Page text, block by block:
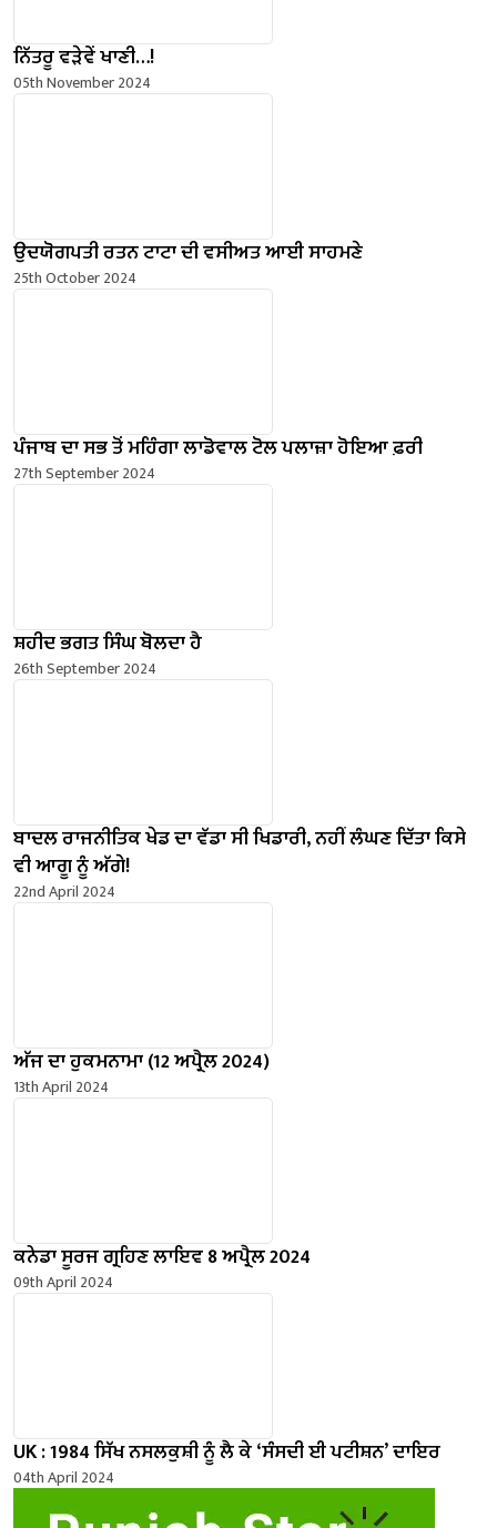
ਨਿੱਤਰੂ ਵੜੇਵੇਂ ਖਾਣੀ…!
05th November 2024
ਉਦਯੋਗਪਤੀ ਰਤਨ ਟਾਟਾ ਦੀ ਵਸੀਅਤ ਆਈ ਸਾਹਮਣੇ
25th October 2024
ਪੰਜਾਬ ਦਾ ਸਭ ਤੋਂ ਮਹਿੰਗਾ ਲਾਡੋਵਾਲ ਟੋਲ ਪਲਾਜ਼ਾ ਹੋਇਆ ਫ਼ਰੀ
27th September 2024
ਸ਼ਹੀਦ ਭਗਤ ਸਿੰਘ ਬੋਲਦਾ ਹੈ
26th September 2024
ਬਾਦਲ ਰਾਜਨੀਤਿਕ ਖੇਡ ਦਾ ਵੱਡਾ ਸੀ ਖਿਡਾਰੀ, ਨਹੀਂ ਲੰਘਣ ਦਿੱਤਾ ਕਿਸੇ
ਵੀ ਆਗੂ ਨੂੰ ਅੱਗੇ!
22nd April 2024
ਅੱਜ ਦਾ ਹੁਕਮਨਾਮਾ (12 ਅਪ੍ਰੈਲ 2024)
13th April 2024
ਕਨੇਡਾ ਸੂਰਜ ਗ੍ਰਹਿਣ ਲਾਇਵ 8 ਅਪ੍ਰੈਲ 2024
09th April 2024
UK : 1984 ਸਿੱਖ ਨਸਲਕੁਸ਼ੀ ਨੂੰ ਲੈ ਕੇ ‘ਸੰਸਦੀ ਈ ਪਟੀਸ਼ਨ’ ਦਾਇਰ
04th April 2024